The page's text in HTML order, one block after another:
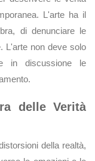
L'arte ha il
di denunciare le
L'arte non deve solo
in discussione le
delle Verità
della realtà,